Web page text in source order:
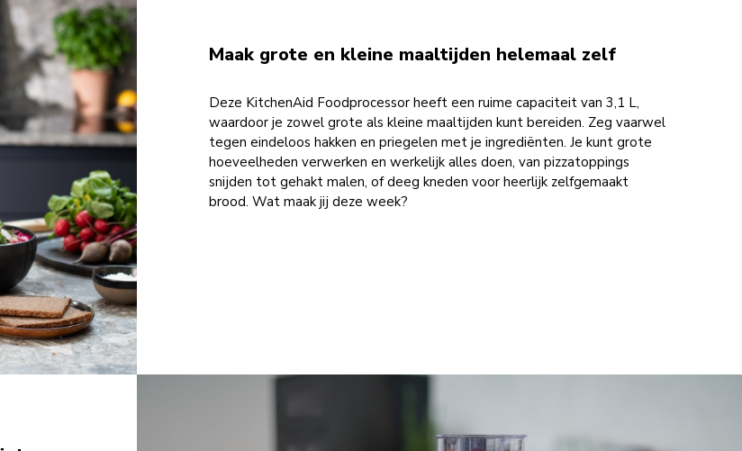
Maak grote en kleine maaltijden helemaal zelf
Deze KitchenAid Foodprocessor heeft een ruime capaciteit van 3,1 L,
waardoor je zowel grote als kleine maaltijden kunt bereiden. Zeg vaarwel
tegen eindeloos hakken en priegelen met je ingrediënten. Je kunt grote
hoeveelheden verwerken en werkelijk alles doen, van pizzatoppings
snijden tot gehakt malen, of deeg kneden voor heerlijk zelfgemaakt
brood. Wat maak jij deze week?